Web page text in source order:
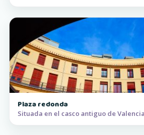
Plaza redonda
Situada en el casco antiguo de